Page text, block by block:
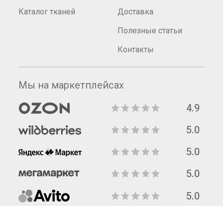
Каталог тканей
Доставка
Полезные статьи
Контакты
Мы на маркетплейсах
4.9
5.0
5.0
5.0
5.0